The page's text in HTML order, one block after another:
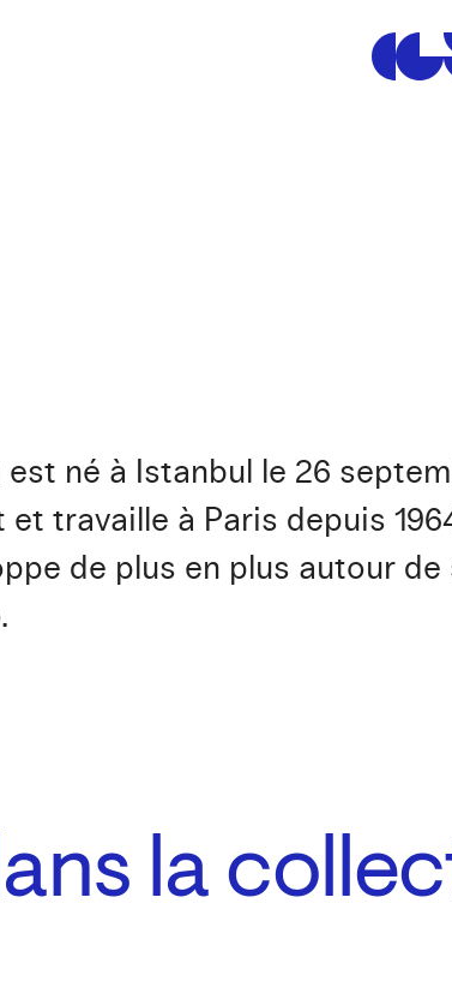
né à Istanbul le 26
travaille à Paris depuis
de plus en plus autour
la